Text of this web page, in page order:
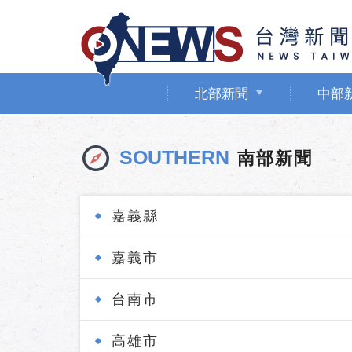
北部新聞 中部
SOUTHERN 南部新聞
嘉義縣
嘉義市
台南市
高雄市